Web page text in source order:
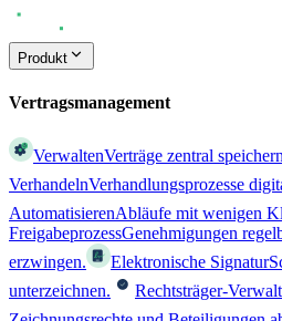
Produkt
Vertragsmanagement
VerwaltenVerträge zentral
VerhandelnVerhandlungsprozesse
AutomatisierenAbläufe mit wenigen
FreigabeprozessGenehmigungen
erzwingen.
Elektronische Signatur
unterzeichnen.
Rechtsträger-